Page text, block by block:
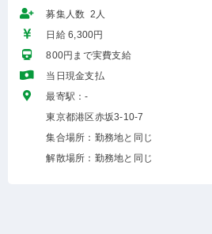
募集人数 2人
日給 6,300円
800円まで実費支給
当日現金支払
最寄駅：-
東京都港区赤坂3-10-7
集合場所：勤務地と同じ
解散場所：勤務地と同じ